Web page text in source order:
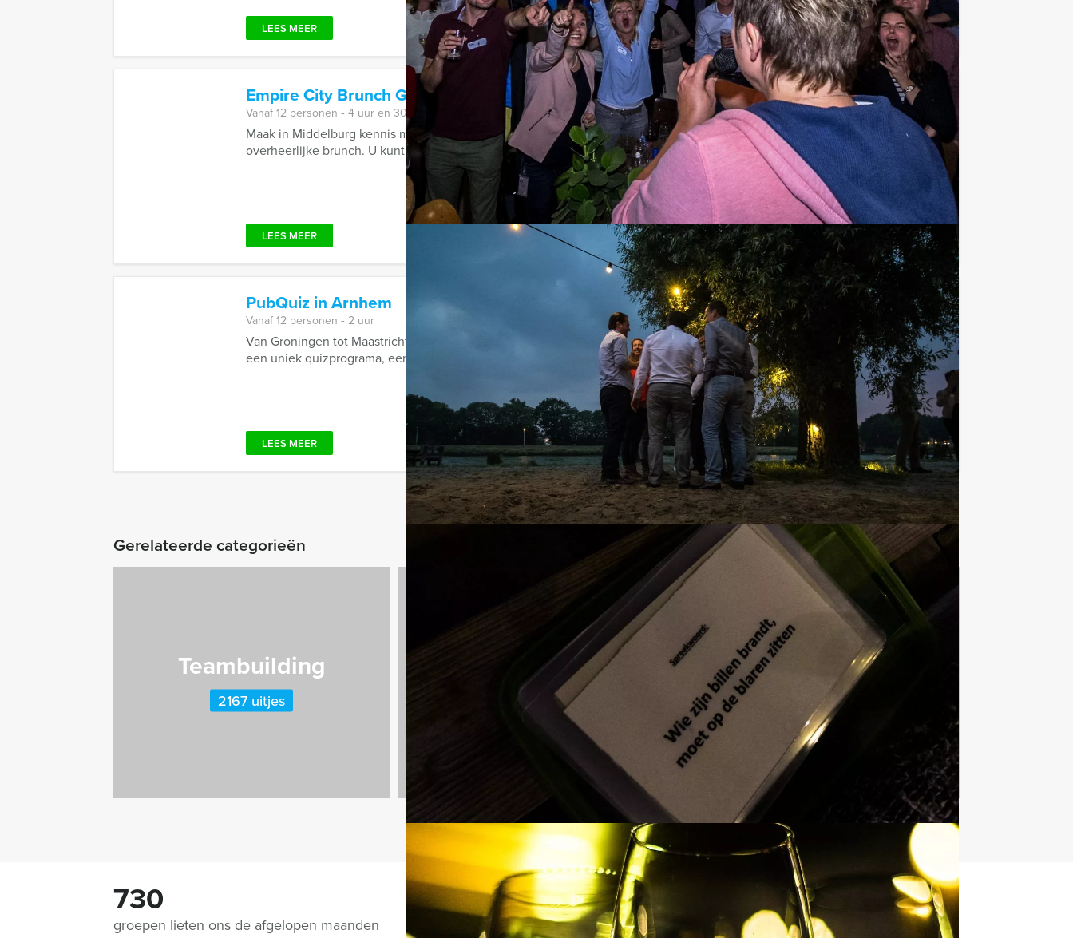
LEES MEER Favoriet
Empire City Brunch Game in Middelburg Vanaf€ 62,50p.p. excl. BTW
Vanaf 12 personen ‐ 4 uur en 30 minuten
Maak in Middelburg kennis met de Empire City Brunch game. Een hypermodern, virtueel GPS spel in combinatie met een
overheerlijke brunch. U kunt kiezen voor het Empire ...
LEES MEER Favoriet
PubQuiz in Arnhem Vanaf€ 27,50 p.p. excl. BTW
Vanaf 12 personen ‐ 2 uur
Van Groningen tot Maastricht en van Brugge tot Enschede, de PubQuiz van Holland Tour Guides laat iedereen genieten van
een uniek quizprograma, een cross-over tussen Ik ...
LEES MEER Favoriet
Gerelateerde categorieën
Teambuilding
2167 uitjes
Spelprogramma's
1688 uitjes
Bedrijfsuitjes
920 uitjes
730
groepen lieten ons de afgelopen maanden
Vragen over dit uitje?